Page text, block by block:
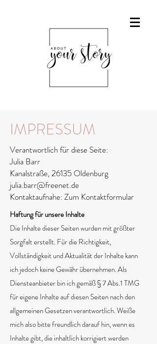
IMPRESSUM
Verantwortlich für diese Seite:
Julia Barr
Kanalstraße, 26135 Oldenburg
julia.barr@freenet.de
Kontaktaufnahe: Zum Kontaktformular
Haftung für unsere Inhalte
Die Inhalte dieser Seiten wurden mit größter
Sorgfalt erstellt. Für die Richtigkeit,
Vollständigkeit und Aktualität der Inhalte kann
ich jedoch keine Gewähr übernehmen. Als
Diensteanbieter bin ich gemäß § 7 Abs.1 TMG
für eigene Inhalte auf diesen Seiten nach den
allgemeinen Gesetzen verantwortlich. Weiße
mich also bitte freundlich darauf hin, wenn es
Inhalte gibt, die inhaltlich korrigiert werden